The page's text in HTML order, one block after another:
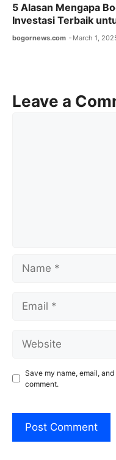
5 Alasan Mengapa
Investasi Terbaik
bogornews.com March 1,
Leave a
Save my name, email,
comment.